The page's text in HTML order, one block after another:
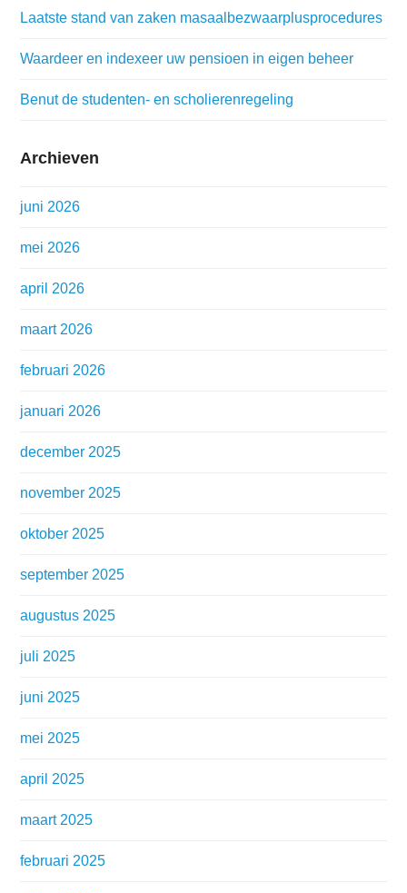
Laatste stand van zaken masaalbezwaarplusprocedures
Waardeer en indexeer uw pensioen in eigen beheer
Benut de studenten- en scholierenregeling
Archieven
juni 2026
mei 2026
april 2026
maart 2026
februari 2026
januari 2026
december 2025
november 2025
oktober 2025
september 2025
augustus 2025
juli 2025
juni 2025
mei 2025
april 2025
maart 2025
februari 2025